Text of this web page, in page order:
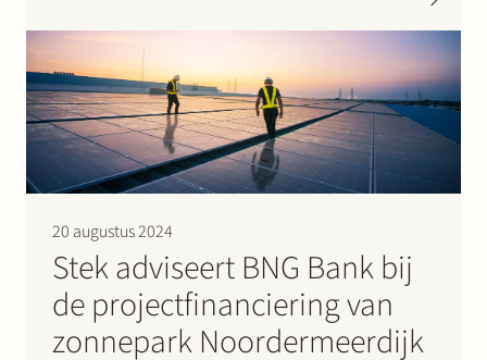
het TenneT-netwerk. De oplevering wordt verwacht
medio 2026.
20 augustus 2024
Stek adviseert BNG Bank bij
de projectfinanciering van
zonnepark Noordermeerdijk